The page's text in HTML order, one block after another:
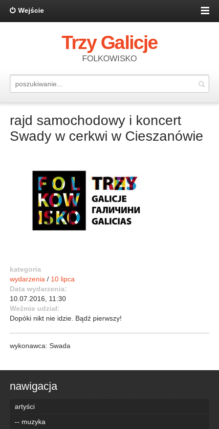
Wejście
Trzy Galicje
FOLKOWISKO
rajd samochodowy i koncert
Swady w cerkwi w Cieszanówie
kategoria
wydarzenia / 10 lipca
Data wydarzenia:
10.07.2016, 11:30
Weźmie udział:
Dopóki nikt nie idzie. Bądź pierwszy!
wykonawca: Swada
nawigacja
artyści
-- muzyka